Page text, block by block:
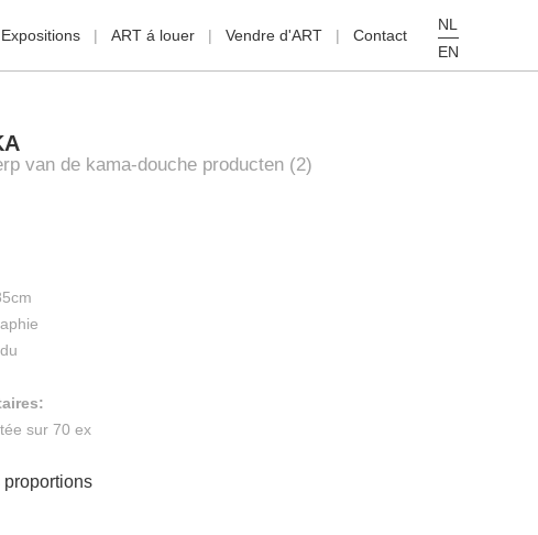
NL
EN
Expositions ART á louer Vendre d'ART Contact
van de kama-douche producten (2)
sur 70 ex
proportions